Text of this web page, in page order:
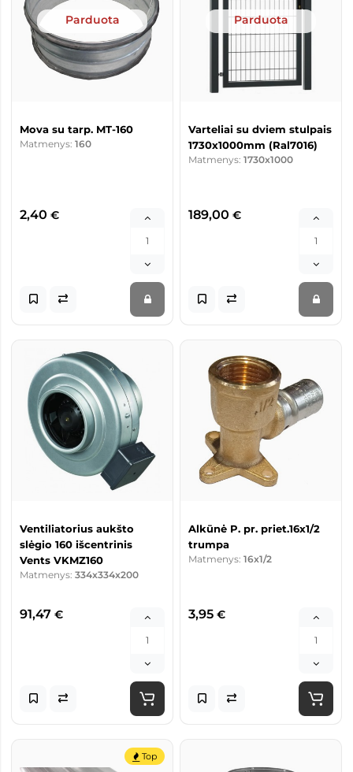
Parduota
Mova su tarp. MT-160
Matmenys: 160
2,40 €
Parduota
Varteliai su dviem stulpais
1730x1000mm (Ral7016)
Matmenys: 1730x1000
189,00 €
Ventiliatorius aukšto
slėgio 160 išcentrinis
Vents VKMZ160
Matmenys: 334x334x200
91,47 €
Alkūnė P. pr. priet.16x1/2
trumpa
Matmenys: 16x1/2
3,95 €
Top